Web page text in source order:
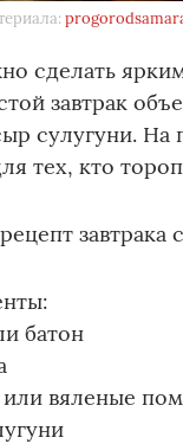
сделать
завтрак
сулугуни. На
тех, кто
батон
вяленые